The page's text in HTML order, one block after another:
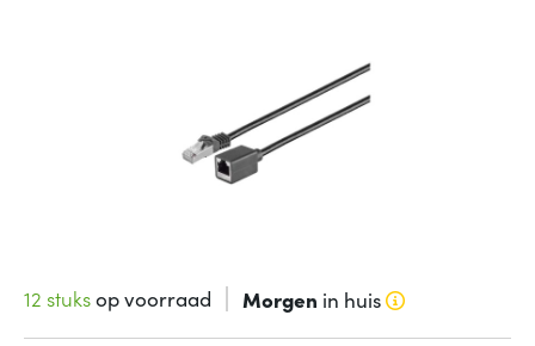
12 stuksop voorraad Morgen in huis